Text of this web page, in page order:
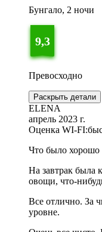
Бунгало, 2 ночи
9,3
Превосходно
Раскрыть детали
ELENA
апрель 2023 г.
Оценка WI-FI:
Что было хорошо
На завтрак была
овощи, что-
Все отлично. За
уровне.